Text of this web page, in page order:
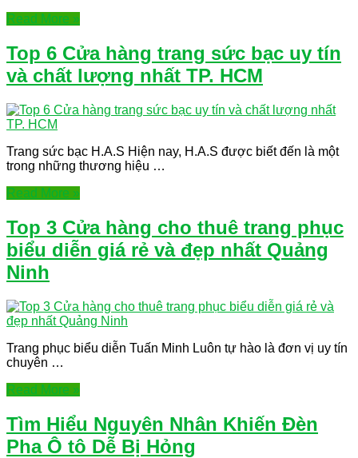
Read More »
Top 6 Cửa hàng trang sức bạc uy tín
và chất lượng nhất TP. HCM
Trang sức bạc H.A.S Hiện nay, H.A.S được biết đến là một
trong những thương hiệu …
Read More »
Top 3 Cửa hàng cho thuê trang phục
biểu diễn giá rẻ và đẹp nhất Quảng
Ninh
Trang phục biểu diễn Tuấn Minh Luôn tự hào là đơn vị uy tín
chuyên …
Read More »
Tìm Hiểu Nguyên Nhân Khiến Đèn
Pha Ô tô Dễ Bị Hỏng